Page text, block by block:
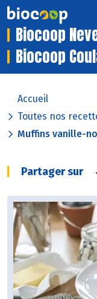
Biocoop
Biocoop
Accueil
Toutes nos
Muffins vanille-
Partager sur